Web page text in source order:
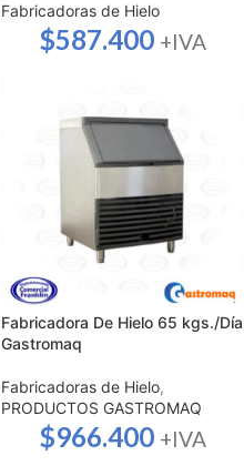
Fabricadoras de Hielo
$587.400 +IVA
Fabricadora De Hielo 65 kgs./Día
Gastromaq
Fabricadoras de Hielo,
PRODUCTOS GASTROMAQ
$966.400 +IVA